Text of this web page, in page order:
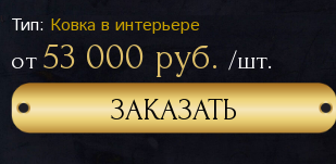
Тип: Ковка в интерьере
от 53 000 руб. /шт.
ЗАКАЗАТЬ